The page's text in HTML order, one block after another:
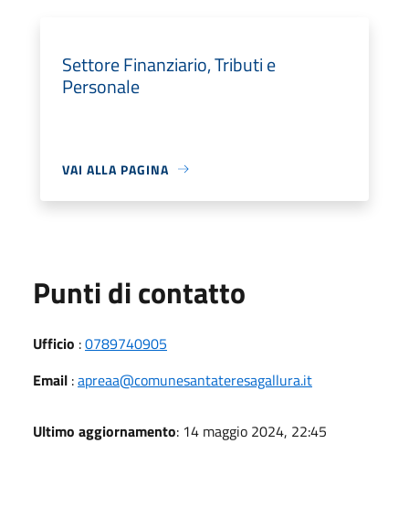
Settore Finanziario, Tributi e
Personale
VAI ALLA PAGINA
Punti di contatto
Ufficio :0789740905
Email :apreaa@comunesantateresagallura.it
Ultimo aggiornamento: 14 maggio 2024, 22:45